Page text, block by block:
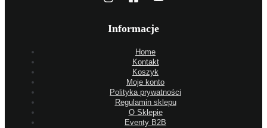
Informacje
Home
Kontakt
Koszyk
Moje konto
Polityka prywatności
Regulamin sklepu
O Sklepie
Eventy B2B